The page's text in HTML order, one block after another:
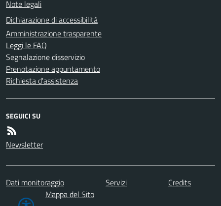
Note legali
Dichiarazione di accessibilità
Amministrazione trasparente
Leggi le FAQ
Segnalazione disservizio
Prenotazione appuntamento
Richiesta d'assistenza
SEGUICI SU
Newsletter
Dati monitoraggio Servizi
Credits
Mappa del Sito